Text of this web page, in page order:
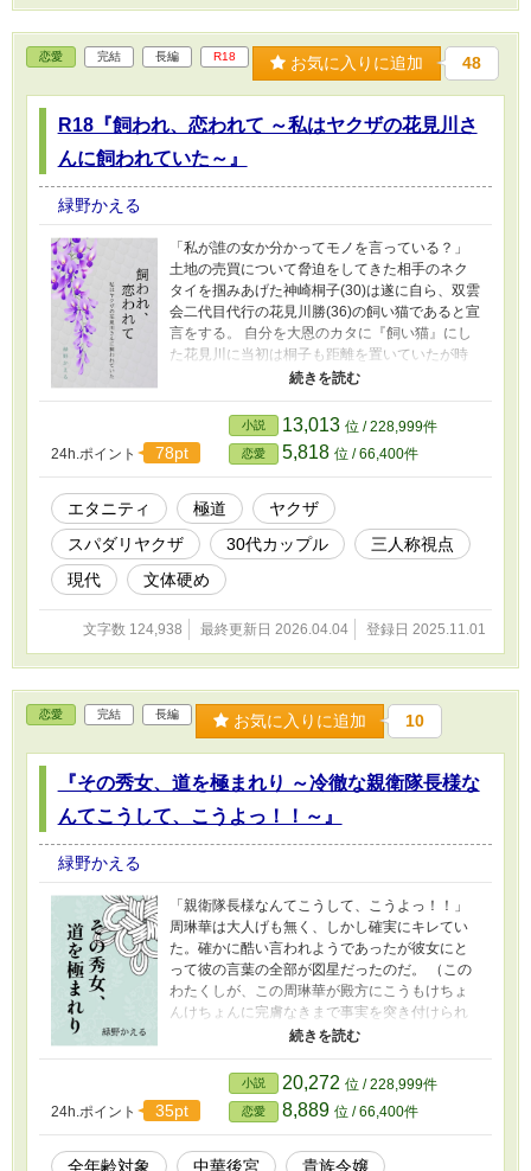
恋愛 完結 長編 R18 お気に入りに追加 48
R18『飼われ、恋われて ～私はヤクザの花見川さ
んに飼われていた～』
緑野かえる
「私が誰の女か分かってモノを言っている？」
土地の売買について脅迫をしてきた相手のネク
タイを掴みあげた神崎桐子(30)は遂に自ら、双雲
会二代目代行の花見川勝(36)の飼い猫であると宣
言をする。 自分を大恩のカタに『飼い猫』にし
た花見川に当初は桐子も距離を置いていたが時
は流れ、腹を括った彼女は極道の女になること
を決めた。脅迫にも屈せず、啖呵を切る彼女を
目の当たりにした花見川は「私の桐子さんに首
根っこを掴まれてマウントをとられてしまうよ
うでは」と上機嫌に彼女を迎え入れようと両腕
を広げたが当の桐子は「嫌です」と気高き飼い
猫としてツンと辛辣なひと言を彼に返し――。
最初はギクシャクとしていた二人の関係。しか
し花見川からの愛情を無碍には出来なかった桐
子は彼のそばにいることを選び、そして気まぐ
れに彼に甘える素振りもしているようなしてい
ないような……少し歳の離れたオトナ二人の相
変わらずに少し過激な言い合い、問答をお楽し
みいただけたら幸いです。 (R18シーンには※マ
24h.ポイント 78pt
小説 13,013 位 / 228,999件
恋愛 5,818 位 / 66,400件
エタニティ 極道
ヤクザ
スパダリヤクザ
30代カップル
三人称視点
現代
文体硬め
文字数 124,938 最終更新日 2026.04.04 登録日 2025.11.01
恋愛 完結 長編 お気に入りに追加 10
『その秀女、道を極まれり ～冷徹な親衛隊長様な
んてこうして、こうよっ！！～』
緑野かえる
「親衛隊長様なんてこうして、こうよっ！！」
周琳華は大人げも無く、しかし確実にキレてい
た。確かに酷い言われようであったが彼女にと
って彼の言葉の全部が図星だったのだ。 （この
わたくしが、この周琳華が殿方にこうもけちょ
んけちょんに完膚なきまで事実を突き付けられ
て馬鹿にされる日が来るなど……っ！！） おし
とやかさを気取っていても見破られていたし、
咄嗟の物事に対し気を取られがちになっている
事も見抜かれて……。 ・・・ とある王朝のとあ
る時期。 次期皇帝たる年頃の皇子のための正
室、側室候補を決める『秀女選抜』が行われ
――それから程なくして仮の入宮と相成った上
24h.ポイント 35pt
小説 20,272 位 / 228,999件
恋愛 8,889 位 / 66,400件
全年齢対象 中華後宮
貴族令嬢